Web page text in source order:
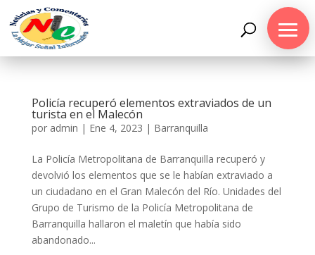
Policía recuperó elementos extraviados de un
turista en el Malecón
por admin | Ene 4, 2023 | Barranquilla
La Policía Metropolitana de Barranquilla recuperó y
devolvió los elementos que se le habían extraviado a
un ciudadano en el Gran Malecón del Río. Unidades del
Grupo de Turismo de la Policía Metropolitana de
Barranquilla hallaron el maletín que había sido
abandonado...